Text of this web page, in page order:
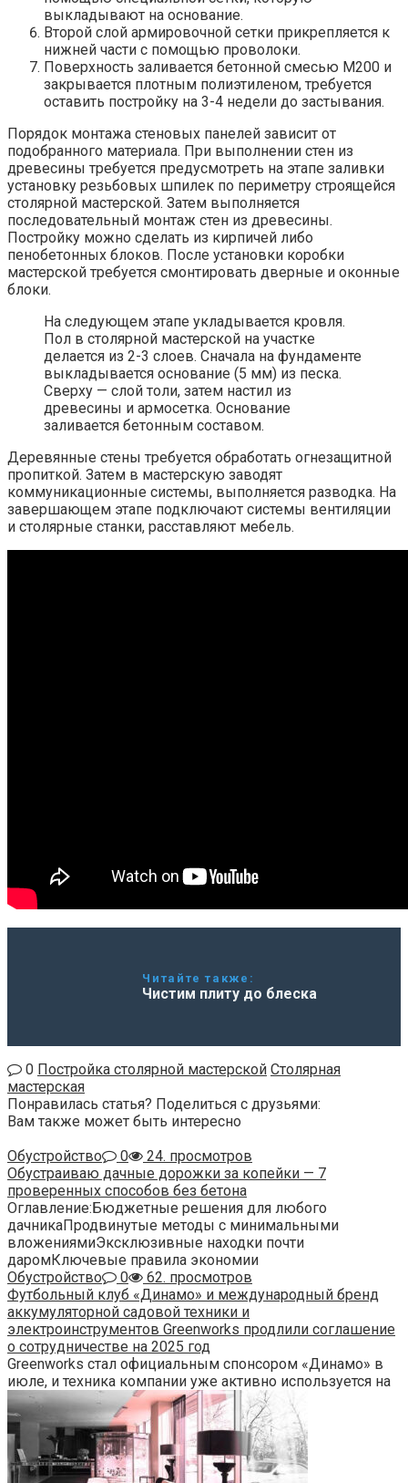
выкладывают на основание.
Второй слой армировочной сетки прикрепляется к
нижней части с помощью проволоки.
Поверхность заливается бетонной смесью М200 и
закрывается плотным полиэтиленом, требуется
оставить постройку на 3-4 недели до застывания.
Порядок монтажа стеновых панелей зависит от
подобранного материала. При выполнении стен из
древесины требуется предусмотреть на этапе заливки
установку резьбовых шпилек по периметру строящейся
столярной мастерской. Затем выполняется
последовательный монтаж стен из древесины.
Постройку можно сделать из кирпичей либо
пенобетонных блоков. После установки коробки
мастерской требуется смонтировать дверные и оконные
блоки.
На следующем этапе укладывается кровля.
Пол в столярной мастерской на участке
делается из 2-3 слоев. Сначала на фундаменте
выкладывается основание (5 мм) из песка.
Сверху — слой толи, затем настил из
древесины и армосетка. Основание
заливается бетонным составом.
Деревянные стены требуется обработать огнезащитной
пропиткой. Затем в мастерскую заводят
коммуникационные системы, выполняется разводка. На
завершающем этапе подключают системы вентиляции
и столярные станки, расставляют мебель.
Читайте также:
Чистим плиту до блеска
0 Постройка столярной мастерской Столярная
мастерская
Понравилась статья? Поделиться с друзьями:
Вам также может быть интересно
Обустройство
0
24. просмотров
Обустраиваю дачные дорожки за копейки — 7
проверенных способов без бетона
Оглавление:Бюджетные решения для любого
дачникаПродвинутые методы с минимальными
вложениямиЭксклюзивные находки почти
даромКлючевые правила экономии
Обустройство
0
62. просмотров
Футбольный клуб «Динамо» и международный бренд
аккумуляторной садовой техники и
электроинструментов Greenworks продлили соглашение
о сотрудничестве на 2025 год
Greenworks стал официальным спонсором «Динамо» в
июле, и техника компании уже активно используется на